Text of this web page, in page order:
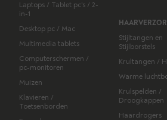
Laptops / Tablet pc's / 2-
in-1
Desktop pc / Mac
Multimedia tablets
Computerschermen /
pc-monitoren
Muizen
Klavieren /
Toetsenborden
Stijltangen en
Stijlborstels
Krultangen /
Warme
Krulspelden /
Droogkappen
Haardrogers